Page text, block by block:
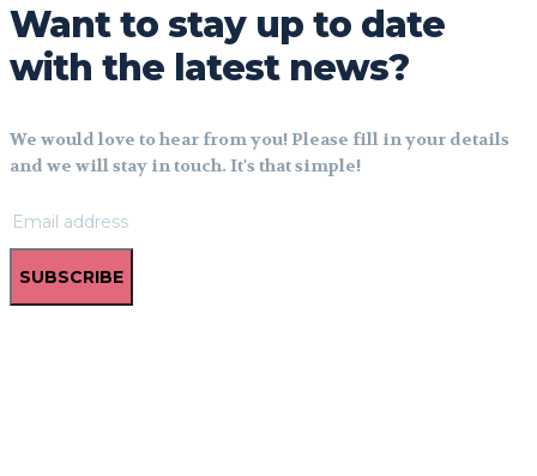
Want to stay up to date
with the latest news?
We would love to hear from you! Please fill in your details
and we will stay in touch. It's that simple!
SUBSCRIBE